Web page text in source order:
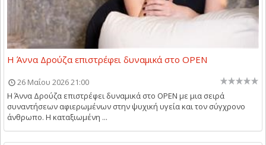
Η Άννα Δρούζα επιστρέφει δυναμικά στο OPEN
26 Μαΐου 2026 21:00
Η Άννα Δρούζα επιστρέφει δυναμικά στο OPEN με μια σειρά
συναντήσεων αφιερωμένων στην ψυχική υγεία και τον σύγχρονο
άνθρωπο. Η καταξιωμένη ...